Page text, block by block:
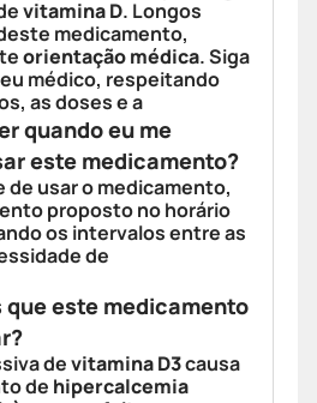
vitamina D. Longos
medicamento,
orientação médica. Siga
médico, respeitando
as doses e a
quando eu me
este medicamento?
de usar o medicamento,
proposto no horário
os intervalos entre as
de
que este medicamento
devitamina D3causa
de hipercalcemia